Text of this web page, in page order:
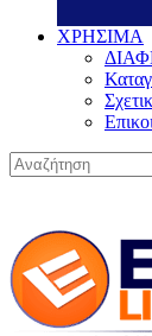
ΧΡΗΣΙΜΑ